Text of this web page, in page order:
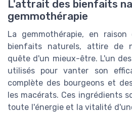
L'attrait des bienfaits
gemmothérapie
La gemmothérapie, en
bienfaits naturels, attire de
quête d'un mieux-être. L'un
utilisés pour vanter son
complète des bourgeons et
les macérats. Ces ingrédients
toute l'énergie et la vitalité